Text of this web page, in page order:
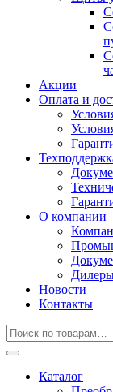
Акции
Оплата и
О компании
Новости
Контакты
Искать:
Каталог